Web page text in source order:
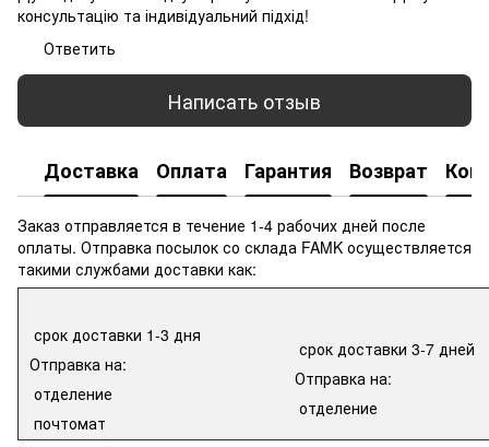
консультацію та індивідуальний підхід!
Ответить
Написать отзыв
Доставка Оплата Гарантия Возврат
Заказ отправляется в течение 1-4 рабочих дней после
оплаты. Отправка посылок со склада FAMK осуществляется
такими службами доставки как:
срок доставки 1-3 дня
Отправка на:
отделение
почтомат
срок доставки 3-7 дней
Отправка на:
отделение